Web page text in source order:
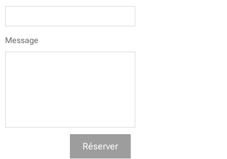
Message
Réserver